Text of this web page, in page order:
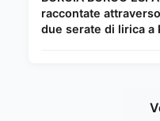
raccontate
due serate di lirica a